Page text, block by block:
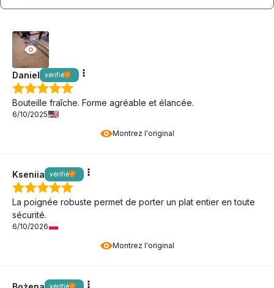
Montrez l'original
Daniel vérifié
Bouteille fraîche. Forme agréable et élancée.
6/10/2025
Montrez l'original
Kseniia vérifié
La poignée robuste permet de porter un plat entier en toute
sécurité.
6/10/2026
vérifié